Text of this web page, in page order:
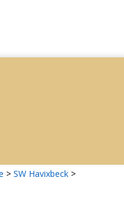
> SW Havixbeck >